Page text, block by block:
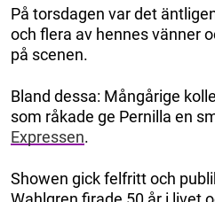
På torsdagen var det
och flera av hennes vänner
på scenen.
Bland dessa: Mångårige
som råkade ge Pernilla en
Expressen.
Showen gick felfritt och